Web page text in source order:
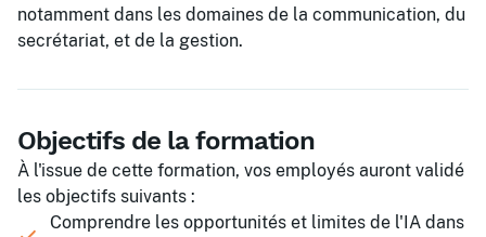
notamment dans les domaines de la communication, du
secrétariat, et de la gestion.
Objectifs de la formation
À l'issue de cette formation, vos employés auront validé
les objectifs suivants :
Comprendre les opportunités et limites de l'IA dans